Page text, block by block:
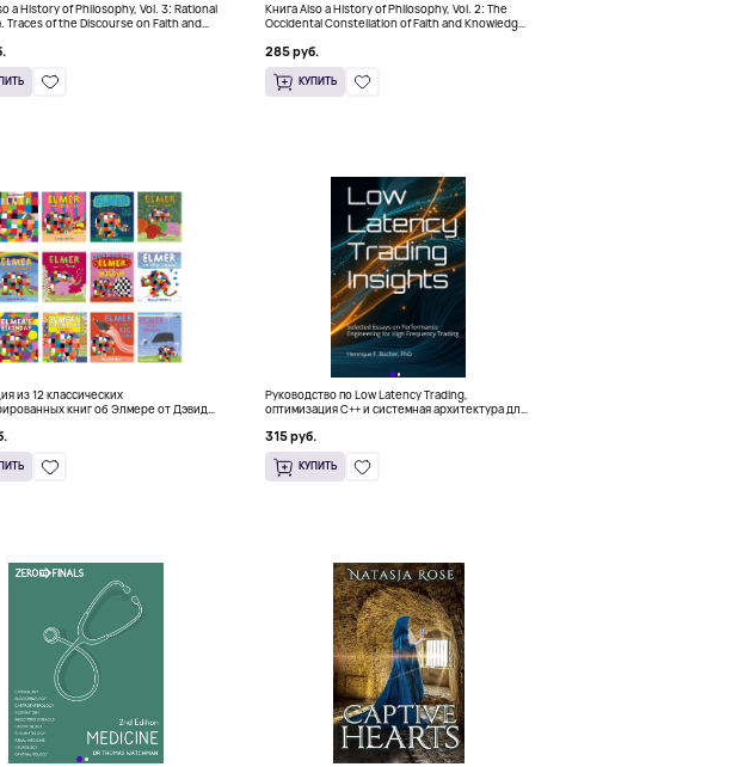
a History of Philosophy, Vol. 3: Rational
Traces of the Discourse on Faith and
Книга Also a History of Philosophy, Vol. 2: The
Occidental Constellation of Faith and Knowledge
285 руб.
КУПИТЬ
из 12 классических
книг об Элмере от Дэвида
Руководство по Low Latency Trading,
оптимизация C++ и системная архитектура для
315 руб.
КУПИТЬ